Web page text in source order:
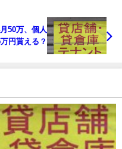
50万、個人
円貰える？